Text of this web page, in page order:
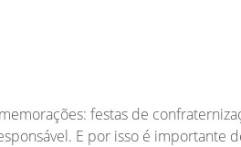
festas de
E por isso é